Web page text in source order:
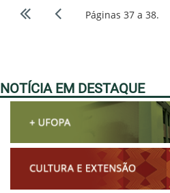
Páginas 37 a 38.
NOTÍCIA EM DESTAQUE